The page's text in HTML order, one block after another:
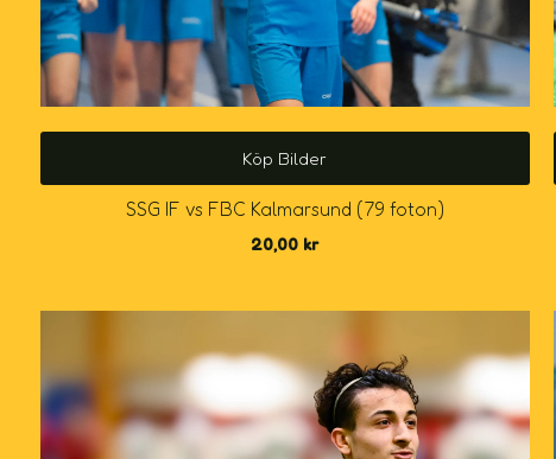
Köp Bilder
SSG IF vs FBC Kalmarsund (79 foton)
20,00 kr